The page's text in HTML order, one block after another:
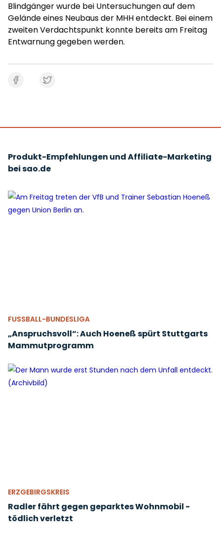
Blindgänger wurde bei Untersuchungen auf dem
Gelände eines Neubaus der MHH entdeckt. Bei einem
zweiten Verdachtspunkt konnte bereits am Freitag
Entwarnung gegeben werden.
Produkt-Empfehlungen und Affiliate-Marketing
bei sao.de
FUSSBALL-BUNDESLIGA
„Anspruchsvoll“: Auch Hoeneß spürt Stuttgarts
Mammutprogramm
ERZGEBIRGSKREIS
Radler fährt gegen geparktes Wohnmobil -
tödlich verletzt